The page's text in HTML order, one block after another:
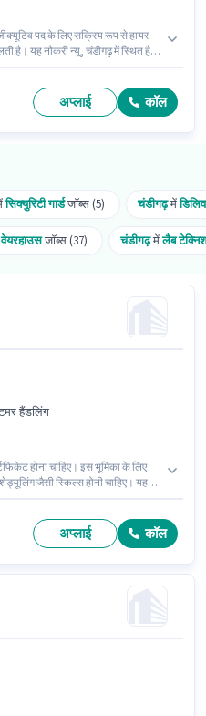
पद के लिए सक्रिय रूप से हायर
है। यह नौकरी न्यू, चंडीगढ़ में स्थित है।
working प्रति सप्ताह है।
अप्लाई कॉल
सिक्युरिटी गार्डजॉब्स (5) चंडीगढ़में
वेयरहाउसजॉब्स (37) चंडीगढ़मेंलैब
हैंडलिंग
होना चाहिए। इस भूमिका के लिए
जैसी स्किल्स होनी चाहिए। यह
के अनुसार दिए जा सकते हैं।
अप्लाई कॉल